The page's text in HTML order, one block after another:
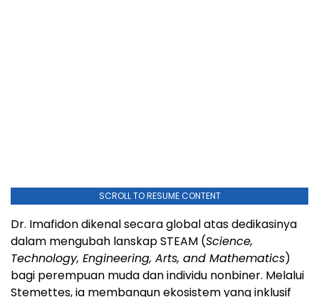
SCROLL TO RESUME CONTENT
Dr. Imafidon dikenal secara global atas dedikasinya
dalam mengubah lanskap STEAM (Science,
Technology, Engineering, Arts, and Mathematics)
bagi perempuan muda dan individu nonbiner. Melalui
Stemettes, ia membangun ekosistem yang inklusif